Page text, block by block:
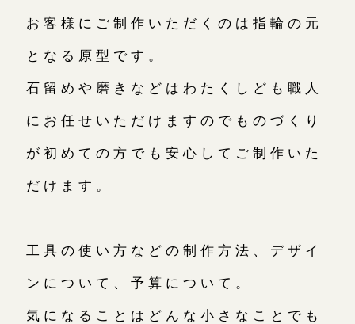
お客様にご制作いただくのは指輪の元
となる原型です。
石留めや磨きなどはわたくしども職人
にお任せいただけますのでものづくり
が初めての方でも安心してご制作いた
だけます。
工具の使い方などの制作方法、デザイ
ンについて、予算について。
気になることはどんな小さなことでも